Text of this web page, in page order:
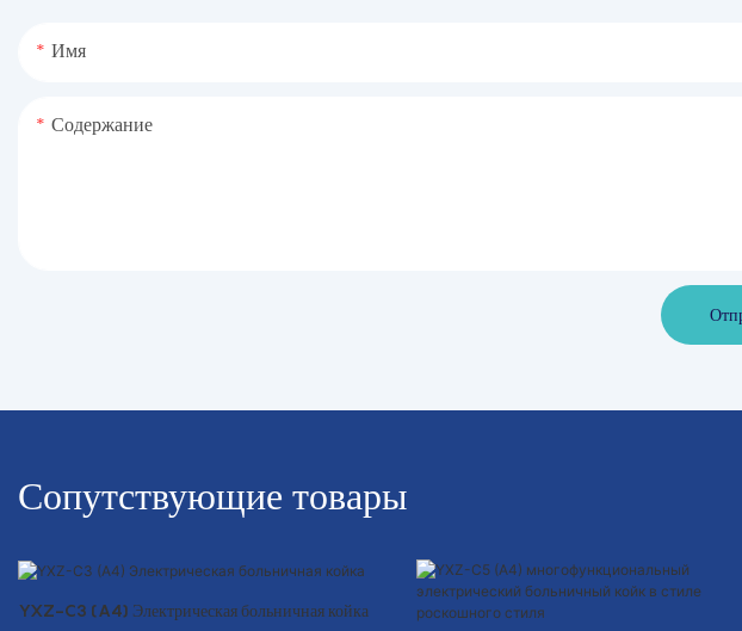
Имя
Содержание
Сопутствующие товары
YXZ-C3 (A4) Электрическая больничная койка